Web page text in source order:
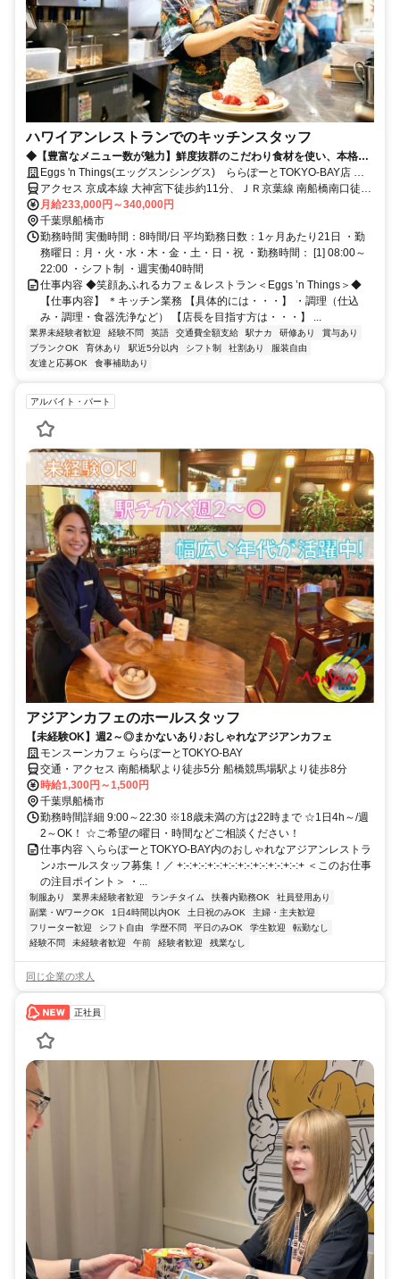
ハワイアンレストランでのキッチンスタッフ
◆【豊富なメニュー数が魅力】鮮度抜群のこだわり食材を使い、本格ハ
ワイ料理～洋食全般の腕を磨けます◆
Eggs 'n Things(エッグスンシングス) ららぽーとTOKYO-BAY店 社
員募集
アクセス 京成本線 大神宮下徒歩約11分、ＪＲ京葉線 南船橋南口徒歩
約14分、ＪＲ武蔵野線 南船橋南口徒歩約14分 南船橋駅徒歩12分
月給233,000円～340,000円
千葉県船橋市
勤務時間 実働時間：8時間/日 平均勤務日数：1ヶ月あたり21日 ・勤
務曜日：月・火・水・木・金・土・日・祝 ・勤務時間： [1] 08:00～
22:00 ・シフト制 ・週実働40時間
仕事内容 ◆笑顔あふれるカフェ＆レストラン＜Eggs ’n Things＞◆
【仕事内容】 ＊キッチン業務 【具体的には・・・】 ・調理（仕込
み・調理・食器洗浄など） 【店長を目指す方は・・・】 ...
業界未経験者歓迎 経験不問 英語 交通費全額支給 駅ナカ 研修あり
賞与あり
ブランクOK
育休あり 駅近5分以内 シフト制 社割あり
服装自由
友達と応募OK
食事補助あり
アルバイト・パート
アジアンカフェのホールスタッフ
【未経験OK】週2～◎まかないあり♪おしゃれなアジアンカフェ
モンスーンカフェ ららぽーとTOKYO-BAY
交通・アクセス 南船橋駅より徒歩5分 船橋競馬場駅より徒歩8分
時給1,300円～1,500円
千葉県船橋市
勤務時間詳細 9:00～22:30 ※18歳未満の方は22時まで ☆1日4h～/週
2～OK！ ☆ご希望の曜日・時間などご相談ください！
仕事内容 ＼ららぽーとTOKYO-BAY内のおしゃれなアジアンレストラ
ン♪ホールスタッフ募集！／ +:-:+:-:+:-:+:-:+:-:+:-:+:-:+:-:+ ＜このお仕事
の注目ポイント＞ ・...
制服あり 業界未経験者歓迎 ランチタイム 扶養内勤務OK
社員登用あり
副業・WワークOK
1日4時間以内OK 土日祝のみOK
主婦・主夫歓迎
フリーター歓迎
シフト自由 学歴不問 平日のみOK 学生歓迎
転勤なし
経験不問
未経験者歓迎 午前 経験者歓迎 残業なし
同じ企業の求人
正社員